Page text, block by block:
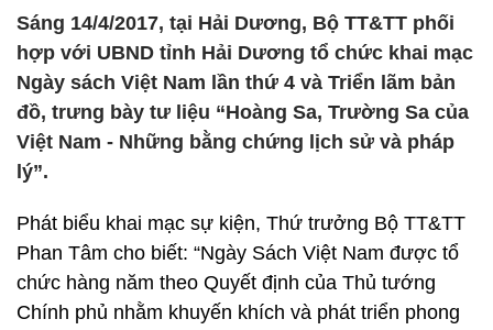
Sáng 14/4/2017, tại Hải Dương, Bộ TT&TT phối
hợp với UBND tỉnh Hải Dương tổ chức khai mạc
Ngày sách Việt Nam lần thứ 4 và Triển lãm bản
đồ, trưng bày tư liệu “Hoàng Sa, Trường Sa của
Việt Nam - Những bằng chứng lịch sử và pháp
lý”.
Phát biểu khai mạc sự kiện, Thứ trưởng Bộ TT&TT
Phan Tâm cho biết: “Ngày Sách Việt Nam được tổ
chức hàng năm theo Quyết định của Thủ tướng
Chính phủ nhằm khuyến khích và phát triển phong